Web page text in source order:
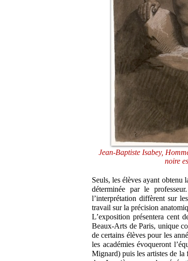
Jean-Baptiste Isabey,
noire
Seuls, les élèves ayant obtenu
déterminée par le
l’interprétation diffèrent sur
travail sur la précision
L’exposition présentera cent
Beaux-Arts de Paris, unique
de certains élèves pour les
les académies évoqueront
Mignard) puis les artistes de